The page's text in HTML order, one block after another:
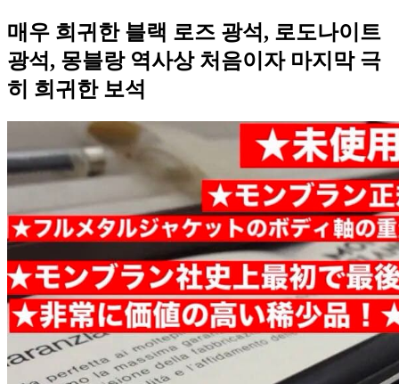
매우 희귀한 블랙 로즈 광석, 로도나이트
광석, 몽블랑 역사상 처음이자 마지막 극
히 희귀한 보석